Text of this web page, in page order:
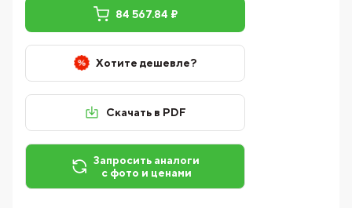
84 567.84 ₽
Хотите дешевле?
Скачать в PDF
Запросить аналоги
с фото и ценами